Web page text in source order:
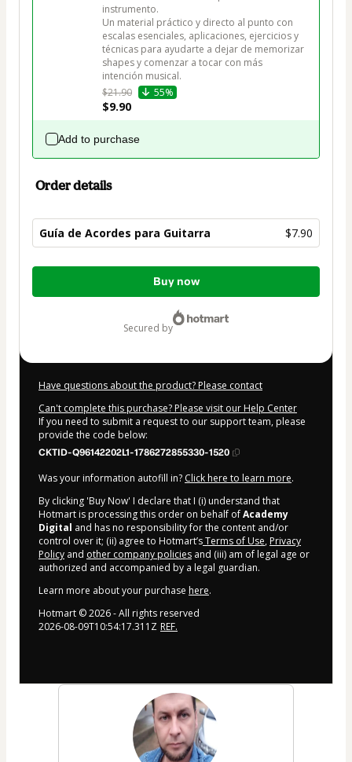
instrumento.
Un material práctico y directo al punto con
escalas esenciales, aplicaciones, ejercicios y
técnicas para ayudarte a dejar de memorizar
shapes y comenzar a tocar con más
intención musical.
$21.90
55%
$9.90
Add to purchase
Order details
Guía de Acordes para Guitarra $7.90
Total
Buy now
secured by
Have questions about the product? Please contact
Can't complete this purchase? Please visit our Help Center
If you need to submit a request to our support team, please
provide the code below:
CKTID-Q96142202L1-1786272855330-1520
Was your information autofill in? Click here to learn more.
By clicking 'Buy Now' I declare that I (i) understand that
Hotmart is processing this order on behalf ofAcademy
Digital and has no responsibility for the content and/or
control over it; (ii) agree to Hotmart’sTerms of Use, Privacy
Policy and other company policies and (iii) am of legal age or
authorized and accompanied by a legal guardian.
Learn more about your purchase here.
Hotmart ©2026- All rights reserved
2026-08-09T10:54:17.311Z REF.